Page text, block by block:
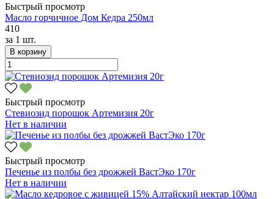
Быстрый просмотр
Масло горчичное Дом Кедра 250мл
410
за 1 шт.
В корзину
Быстрый просмотр
Стевиозид порошок Артемизия 20г
Нет в наличии
Быстрый просмотр
Печенье из полбы без дрожжей ВастЭко 170г
Нет в наличии